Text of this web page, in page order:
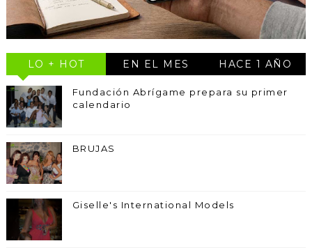
LO + HOT EN EL MES HACE 1 AÑO
Fundación Abrígame prepara su primer
calendario
BRUJAS
Giselle's International Models